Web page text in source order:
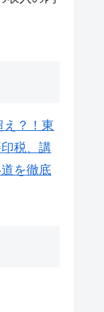
え？！東
税、講
を徹底